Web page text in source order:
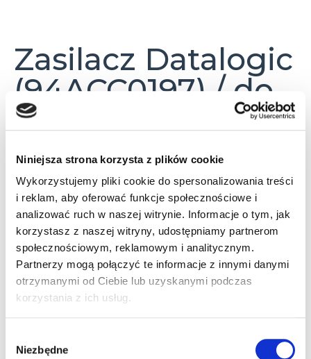
Niniejsza strona korzysta z plików cookie
Wykorzystujemy pliki cookie do spersonalizowania treści
i reklam, aby oferować funkcje społecznościowe i
analizować ruch w naszej witrynie. Informacje o tym, jak
korzystasz z naszej witryny, udostępniamy partnerom
społecznościowym, reklamowym i analitycznym.
Partnerzy mogą połączyć te informacje z innymi danymi
otrzymanymi od Ciebie lub uzyskanymi podczas
korzystania z ich usług.
zgody
Niezbędne
Zasilacz Datalogic
(94ACC0197) / do
stacji dokujących
terminali Memor
20 / Memor K /
DM88
Zasilacz Datalogic do stacji dokujących
terminali Memor 20, Memor K, DM88.
Osobno należy dokupić przewód zasilający
(p/n: 95A051041).